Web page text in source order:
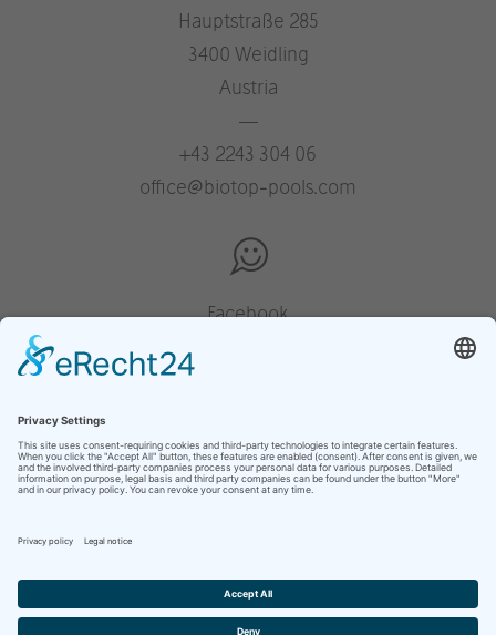
Hauptstraße 285
3400 Weidling
Austria
—
+43 2243 304 06
office@biotop-pools.com
Facebook
YouTube
privacyverklaring